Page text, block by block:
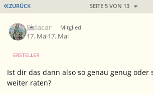
ERSTE SEITE
ZURÜCK SEITE 5 VON 13
Eldacar Mitglied
17. Mai17. Mai
ERSTELLER
Ist dir das dann also so genau genug oder
weiter raten?